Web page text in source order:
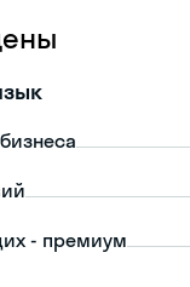
- премиум